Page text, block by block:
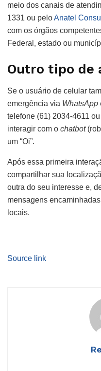
meio dos canais de
1331 ou peloAnatel
com os órgãos
Federal, estado ou
Outro tipo de
Se o usuário de celular
emergência via WhatsApp
telefone (61) 2034-4611
interagir com o chatbot
um “Oi”.
Após essa primeira
compartilhar sua
outra do seu interesse e,
mensagens
locais.
Source link